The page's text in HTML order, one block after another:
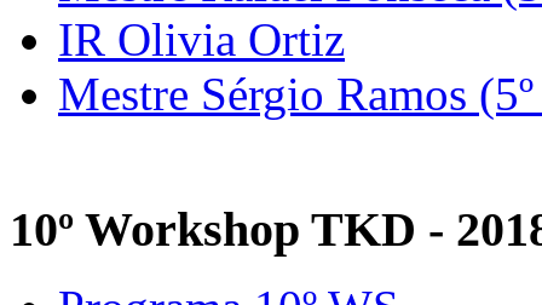
IR Olivia Ortiz
Mestre Sérgio Ramos
10º Workshop TKD -